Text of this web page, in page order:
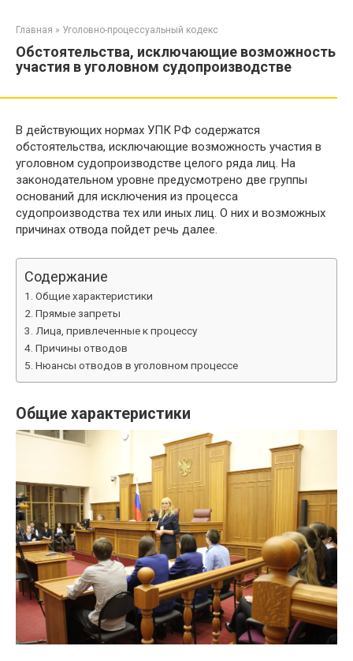
Главная » Уголовно-процессуальный кодекс
Обстоятельства, исключающие возможность
участия в уголовном судопроизводстве
В действующих нормах УПК РФ содержатся
обстоятельства, исключающие возможность участия в
уголовном судопроизводстве целого ряда лиц. На
законодательном уровне предусмотрено две группы
оснований для исключения из процесса
судопроизводства тех или иных лиц. О них и возможных
причинах отвода пойдет речь далее.
Содержание
Общие характеристики
Прямые запреты
Лица, привлеченные к процессу
Причины отводов
Нюансы отводов в уголовном процессе
Общие характеристики